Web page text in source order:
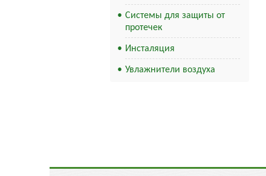
Системы для защиты от
протечек
Инсталяция
Увлажнители воздуха